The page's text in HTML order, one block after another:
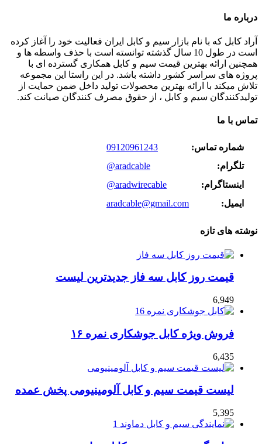
درباره ما
آراد کابل که با نام بازار سیم و کابل ایران فعالیت خود را آغاز کرده
است در طول 10 سال گذشته توانسته است با حذف واسطه ها و
همچنین ارائه بهترین قیمت سیم و کابل همکاری گسترده ای با
پروژه های سراسر کشور داشته باشد. در این راستا این مجموعه
تلاش میکند با ارائه بهترین محصولات تولید داخل ضمن حمایت از
تولیدکنندگان سیم و کابل ، از حقوق مصرف کنندگان صیانت کند.
تماس با ما
شماره تماس:
09120961243
تلگرام:
@aradcable
اینستاگرام:
@aradwirecable
ایمیل:
aradcable@gmail.com
نوشته های تازه
قیمت روز کابل سه فاز جدیدترین لیست
6,949
فروش ویژه کابل جوشکاری نمره ۱۶
6,435
لیست قیمت سیم و کابل آلومینیومی پخش عمده
5,395